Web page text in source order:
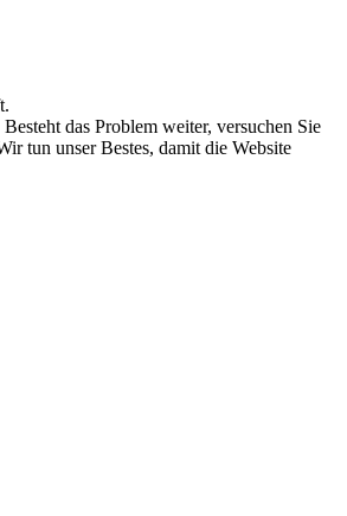
das Problem weiter, versuchen Sie
tun unser Bestes, damit die Website